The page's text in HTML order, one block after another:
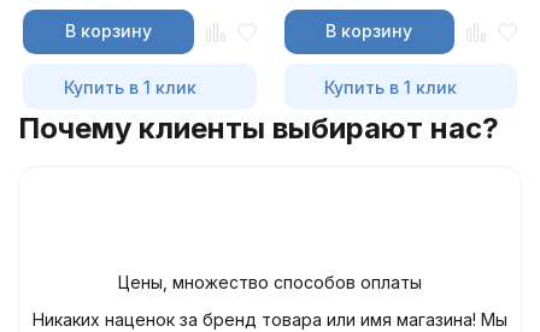
В корзину
Купить в 1 клик
В корзину
Купить в 1 клик
Почему клиенты выбирают нас?
Цены, множество способов оплаты
Никаких наценок за бренд товара или имя магазина! Мы